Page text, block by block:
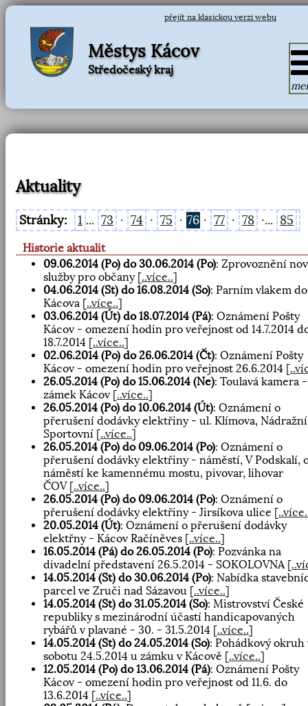
přejít na klasickou verzi webu
Městys Kácov
Středočeský kraj
Aktuality
Stránky: 1 ... 73 · 74 · 75 · 76 · 77 · 78 ·... 85
Historie aktualit
09.06.2014 (Po) do 30.06.2014 (Po): Zprovoznění
služby pro občany [..více..]
04.06.2014 (St) do 16.08.2014 (So): Parním vlakem do
Kácova [..více..]
03.06.2014 (Út) do 18.07.2014 (Pá): Oznámení Pošty
Kácov - omezení hodin pro veřejnost od 14.7.2014
18.7.2014 [..více..]
02.06.2014 (Po) do 26.06.2014 (Čt): Oznámení Pošty
Kácov - omezení hodin pro veřejnost 26.6.2014 [
26.05.2014 (Po) do 15.06.2014 (Ne): Toulavá kamera -
zámek Kácov [..více..]
26.05.2014 (Po) do 10.06.2014 (Út): Oznámení o
přerušení dodávky elektřiny - ul. Klímova,
Sportovní [..více..]
26.05.2014 (Po) do 09.06.2014 (Po): Oznámení o
přerušení dodávky elektřiny - náměstí, V Podskalí,
náměstí ke kamennému mostu, pivovar, lihovar
ČOV [..více..]
26.05.2014 (Po) do 09.06.2014 (Po): Oznámení o
přerušení dodávky elektřiny - Jirsíkova ulice [
20.05.2014 (Út): Oznámení o přerušení dodávky
elektřny - Kácov Račíněves [..více..]
16.05.2014 (Pá) do 26.05.2014 (Po): Pozvánka na
divadelní představení 26.5.2014 - SOKOLOVNA [
14.05.2014 (St) do 30.06.2014 (Po): Nabídka
parcel ve Zruči nad Sázavou [..více..]
14.05.2014 (St) do 31.05.2014 (So): Mistrovství České
republiky s mezinárodní účastí handicapovaných
rybářů v plavané - 30. - 31.5.2014 [..více..]
14.05.2014 (St) do 24.05.2014 (So): Pohádkový okruh
sobotu 24.5.2014 u zámku v Kácově [..více..]
12.05.2014 (Po) do 13.06.2014 (Pá): Oznámení Pošty
Kácov - omezení hodin pro veřejnost od 11.6. do
13.6.2014 [..více..]